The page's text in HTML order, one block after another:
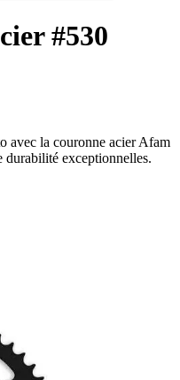
#530
avec la couronne acier Afam
durabilité exceptionnelles.